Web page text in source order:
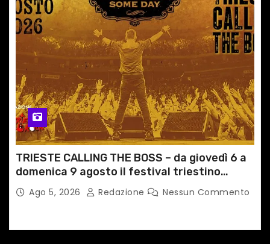
TRIESTE CALLING THE BOSS – da giovedì 6 a
domenica 9 agosto il festival triestino
dedicato a Springsteen
Ago 5, 2026 Redazione Nessun Commento